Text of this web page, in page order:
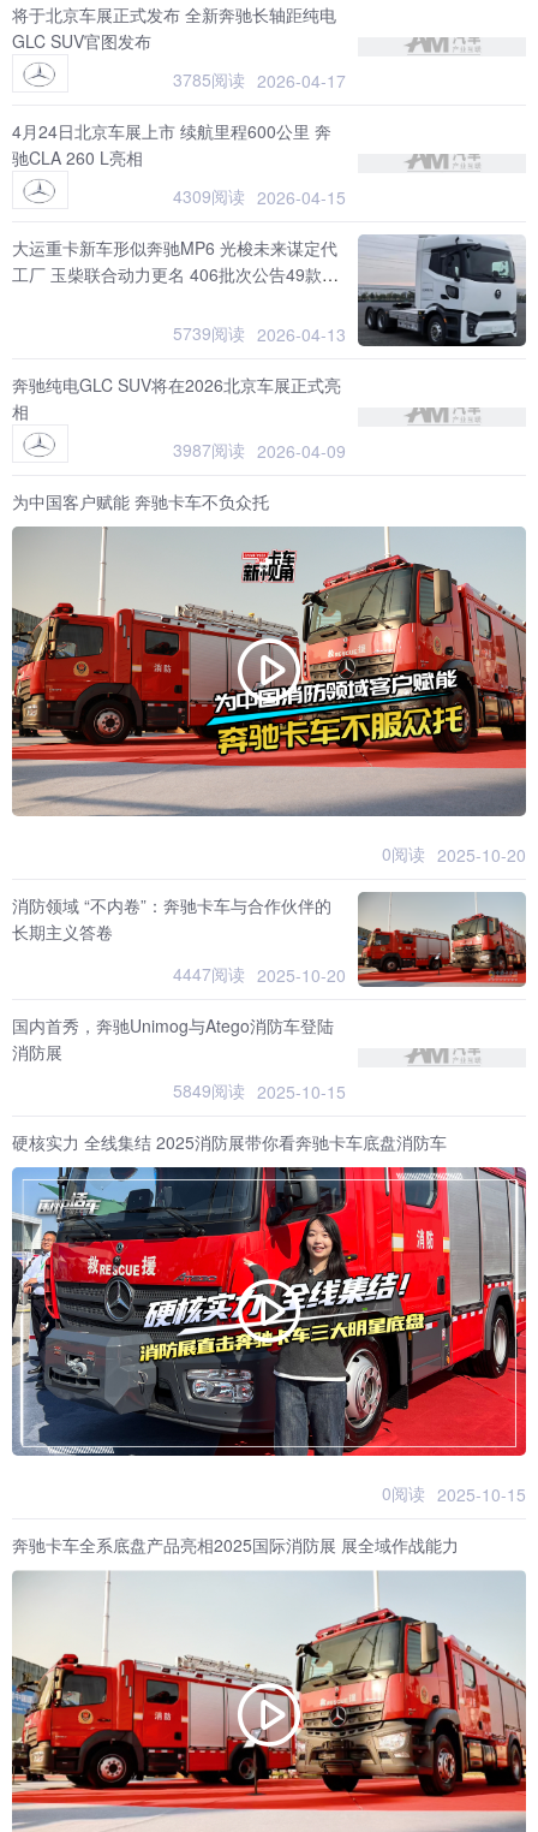
将于北京车展正式发布 全新奔驰长轴距纯电
GLC SUV官图发布
3785阅读 2026-04-17
4月24日北京车展上市 续航里程600公里 奔
驰CLA 260 L亮相
4309阅读 2026-04-15
大运重卡新车形似奔驰MP6 光梭未来谋定代
工厂 玉柴联合动力更名 406批次公告49款牵
5739阅读 2026-04-13
奔驰纯电GLC SUV将在2026北京车展正式亮
相
3987阅读 2026-04-09
为中国客户赋能 奔驰卡车不负众托
0阅读 2025-10-20
消防领域 “不内卷”：奔驰卡车与合作伙伴的
长期主义答卷
4447阅读 2025-10-20
国内首秀，奔驰Unimog与Atego消防车登陆
消防展
5849阅读 2025-10-15
硬核实力 全线集结 2025消防展带你看奔驰卡车底盘消防车
0阅读 2025-10-15
奔驰卡车全系底盘产品亮相2025国际消防展 展全域作战能力